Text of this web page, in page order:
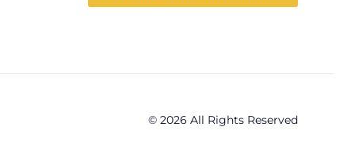
© 2026 All Rights Reserved